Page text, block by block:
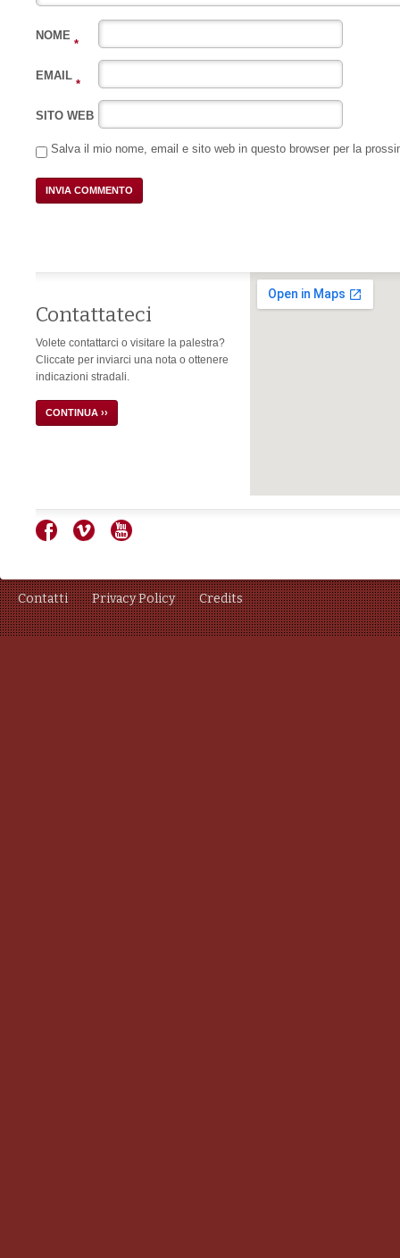
NOME
*
EMAIL
*
SITO WEB
Salva il mio nome, email e sito web in questo browser per la
Contattateci
Volete contattarci o visitare la palestra?
Cliccate per inviarci una nota o ottenere
indicazioni stradali.
CONTINUA ››
Contatti Privacy Policy Credits